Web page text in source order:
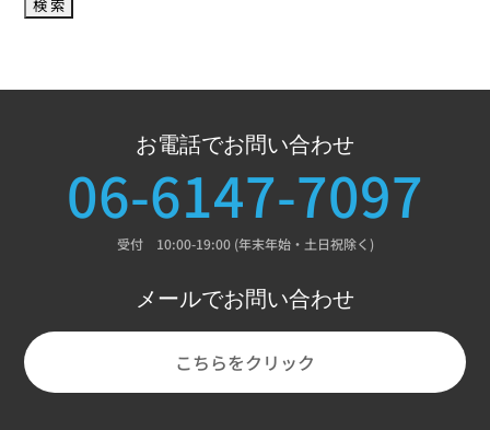
お電話でお問い合わせ
06-6147-7097
受付 10:00-19:00 (年末年始・土日祝除く)
メールでお問い合わせ
こちらをクリック